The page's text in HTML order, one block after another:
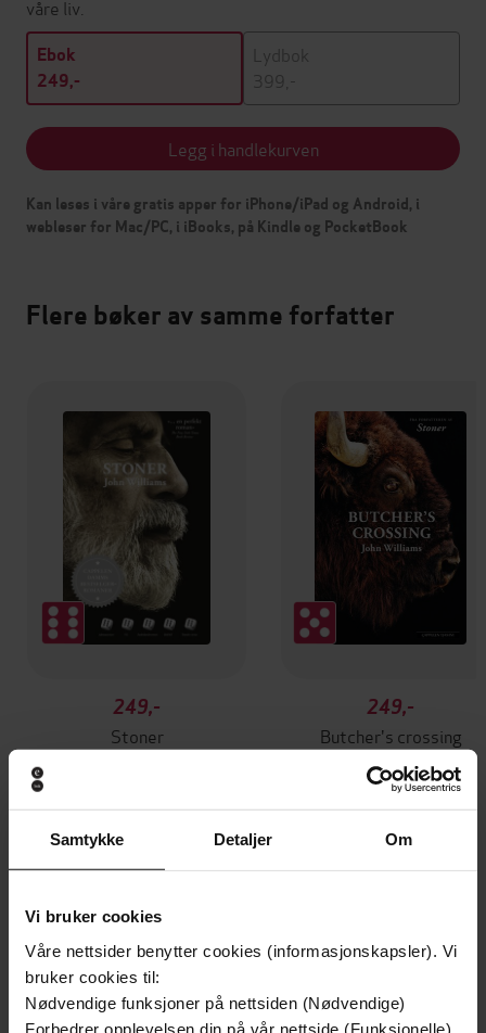
Samtykke Detaljer Om
Vi bruker cookies
Våre nettsider benytter cookies (informasjonskapsler). Vi
bruker cookies til:
Nødvendige funksjoner på nettsiden (Nødvendige)
Forbedrer opplevelsen din på vår nettside (Funksjonelle)
våre liv.
Ebok
249,-
Lydbok
399,-
Legg i handlekurven
Kan leses i våre gratis apper for iPhone/iPad og Android, i
webleser for Mac/PC, i iBooks, på Kindle og PocketBook
Flere bøker av samme forfatter
249,-
Stoner
249,-
Butcher's crossing
John Williams
EBOK
Premium